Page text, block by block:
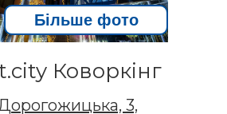
3,
Коворкінг
Більше фото